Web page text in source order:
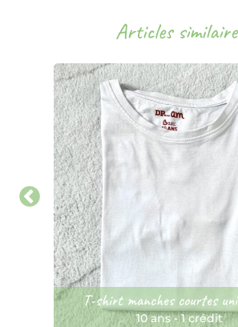
Articles
T-shirt manches courtes
10 ans-1 crédit